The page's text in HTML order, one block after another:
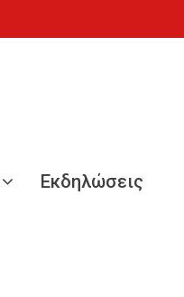
Εκδηλώσεις